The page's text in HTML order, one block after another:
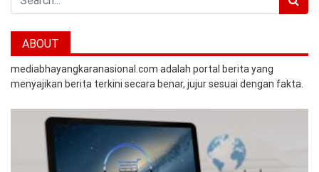
ABOUT
mediabhayangkaranasional.com adalah portal berita yang
menyajikan berita terkini secara benar, jujur sesuai dengan fakta.